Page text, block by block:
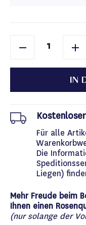
IN
Für alle
Die
Liegen)
Mehr Freude beim
Ihnen einen
(nur solange der